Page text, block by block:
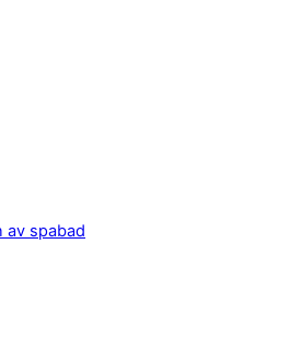
av spabad